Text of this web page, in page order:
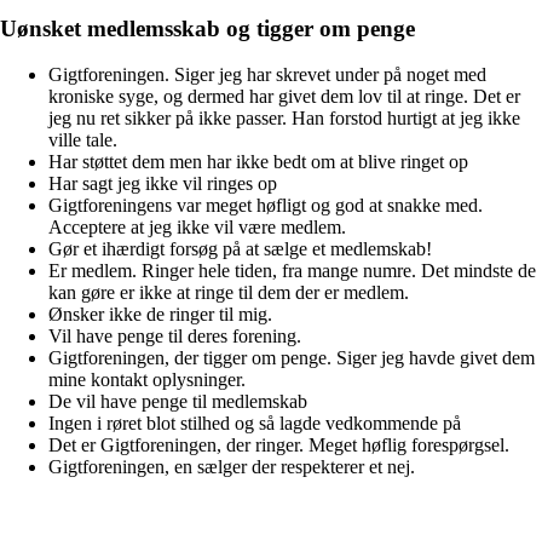
Uønsket medlemsskab og tigger om penge
Gigtforeningen. Siger jeg har skrevet under på noget med
kroniske syge, og dermed har givet dem lov til at ringe. Det er
jeg nu ret sikker på ikke passer. Han forstod hurtigt at jeg ikke
ville tale.
Har støttet dem men har ikke bedt om at blive ringet op
Har sagt jeg ikke vil ringes op
Gigtforeningens var meget høfligt og god at snakke med.
Acceptere at jeg ikke vil være medlem.
Gør et ihærdigt forsøg på at sælge et medlemskab!
Er medlem. Ringer hele tiden, fra mange numre. Det mindste de
kan gøre er ikke at ringe til dem der er medlem.
Ønsker ikke de ringer til mig.
Vil have penge til deres forening.
Gigtforeningen, der tigger om penge. Siger jeg havde givet dem
mine kontakt oplysninger.
De vil have penge til medlemskab
Ingen i røret blot stilhed og så lagde vedkommende på
Det er Gigtforeningen, der ringer. Meget høflig forespørgsel.
Gigtforeningen, en sælger der respekterer et nej.